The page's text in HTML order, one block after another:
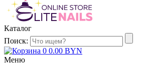
Каталог
Поиск:
0 0.00 BYN
Меню